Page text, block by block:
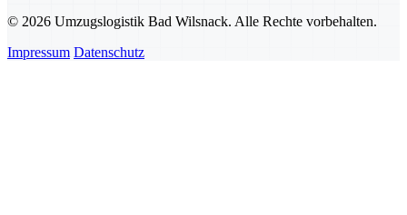
© 2026 Umzugslogistik Bad Wilsnack. Alle Rechte vorbehalten.
Impressum Datenschutz